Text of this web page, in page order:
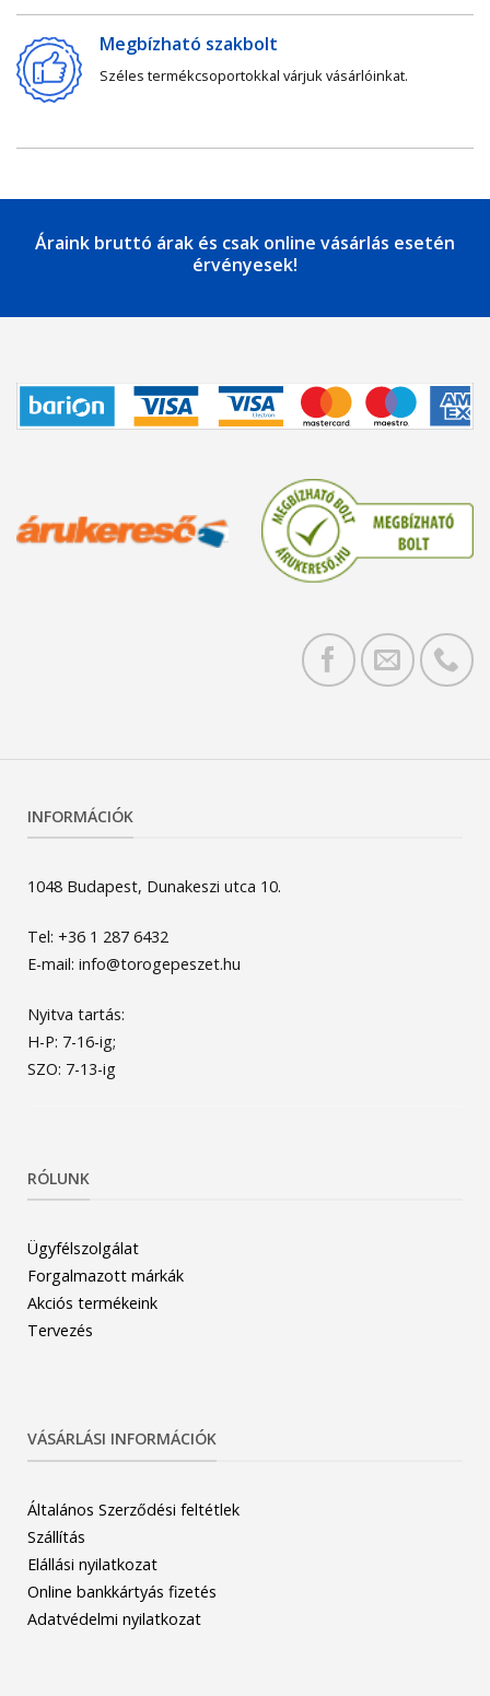
Megbízható szakbolt
Széles termékcsoportokkal várjuk vásárlóinkat.
Áraink bruttó árak és csak online vásárlás esetén
érvényesek!
INFORMÁCIÓK
1048 Budapest, Dunakeszi utca 10.
Tel: +36 1 287 6432
E-mail: info@torogepeszet.hu
Nyitva tartás:
H-P: 7-16-ig;
SZO: 7-13-ig
RÓLUNK
Ügyfélszolgálat
Forgalmazott márkák
Akciós termékeink
Tervezés
VÁSÁRLÁSI INFORMÁCIÓK
Általános Szerződési feltétlek
Szállítás
Elállási nyilatkozat
Online bankkártyás fizetés
Adatvédelmi nyilatkozat